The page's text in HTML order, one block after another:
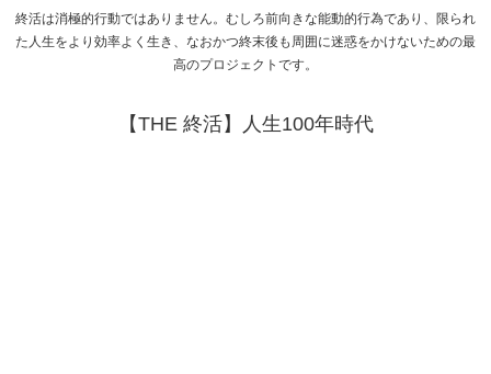
終活は消極的行動ではありません。むしろ前向きな能動的行為であり、限られ
た人生をより効率よく生き、なおかつ終末後も周囲に迷惑をかけないための最
高のプロジェクトです。
【THE 終活】人生100年時代